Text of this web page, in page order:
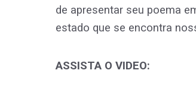
de apresentar seu poema
estado que se encontra
ASSISTA O VIDEO: